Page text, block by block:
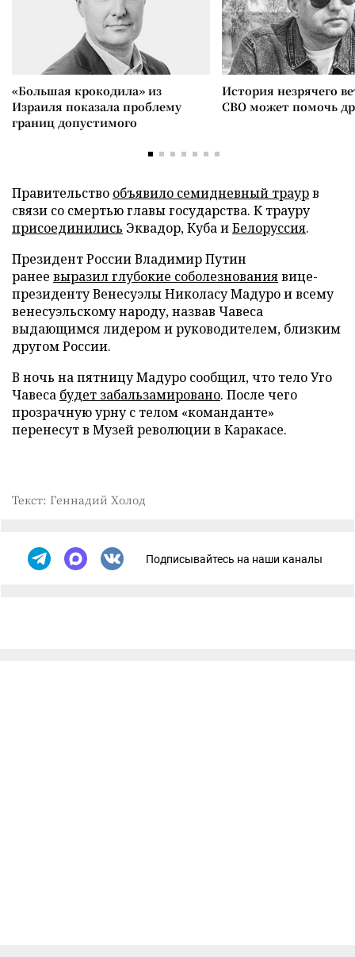
«Большая крокодила» из
Израиля показала проблему
границ допустимого
История незрячего
СВО может помочь
Правительство объявило семидневный траурв
связи со смертью главы государства. К трауру
присоединились Эквадор, Куба иБелоруссия.
Президент России Владимир Путин
ранее выразил глубокие соболезнованиявице-
президенту Венесуэлы Николасу Мадуро и всему
венесуэльскому народу, назвав Чавеса
выдающимся лидером и руководителем, близким
другом России.
В ночь на пятницу Мадуро сообщил, что тело Уго
Чавеса будет забальзамировано. После чего
прозрачную урну с телом «команданте»
перенесут в Музей революции в Каракасе.
Текст: Геннадий Холод
Подписывайтесь на наши каналы